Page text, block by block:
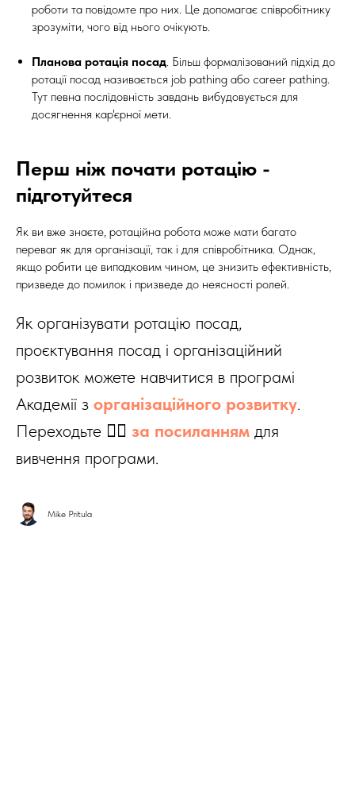
роботи та повідомте про них. Це допомагає співробітнику
зрозуміти, чого від нього очікують.
Планова ротація посад . Більш формалізований підхід до
ротації посад називається job pathing або career pathing.
Тут певна послідовність завдань вибудовується для
досягнення кар'єрної мети.
Перш ніж почати ротацію -
підготуйтеся
Як ви вже знаєте, ротаційна робота може мати багато
переваг як для організації, так і для співробітника. Однак,
якщо робити це випадковим чином, це знизить ефективність,
призведе до помилок і призведе до неясності ролей.
Як організувати ротацію посад,
проєктування посад і організаційний
розвиток можете навчитися в програмі
Академії з організаційного розвитку.
Переходьте 👉🏻 за посиланням для
вивчення програми.
Mike Pritula